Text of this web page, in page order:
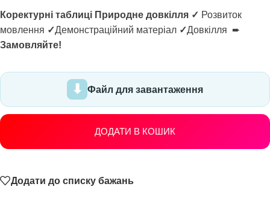
Коректурні таблиці Природне довкілля ✓ Розвиток
мовлення ✓Демонстраційний матеріал ✓Довкілля ➨
Замовляйте!
Файл для завантаження
ДОДАТИ В КОШИК
Додати до списку бажань